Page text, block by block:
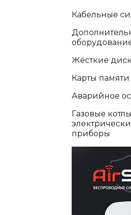
Кабельные
Жёсткие
Карты памяти
Аварийное
Газовые
приборы